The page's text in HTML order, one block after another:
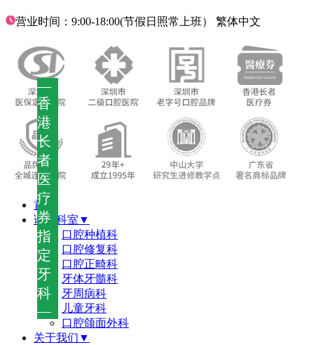
—
香
港
长
者
医
疗
券
指
定
牙
科
—
营业时间：9:00-18:00(节假日照常上班） 繁体中文
首页
诊疗科室▼
口腔种植科
口腔修复科
口腔正畸科
牙体牙髓科
牙周病科
儿童牙科
口腔颌面外科
关于我们▼